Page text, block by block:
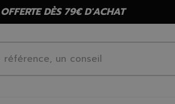
DÈS 79€ D'ACHAT